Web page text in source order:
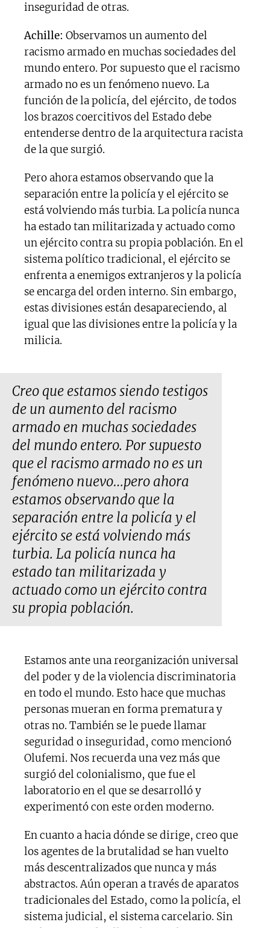
inseguridad de otras.
Achille: Observamos un aumento del
racismo armado en muchas sociedades del
mundo entero. Por supuesto que el racismo
armado no es un fenómeno nuevo. La
función de la policía, del ejército, de todos
los brazos coercitivos del Estado debe
entenderse dentro de la arquitectura racista
de la que surgió.
Pero ahora estamos observando que la
separación entre la policía y el ejército se
está volviendo más turbia. La policía nunca
ha estado tan militarizada y actuado como
un ejército contra su propia población. En el
sistema político tradicional, el ejército se
enfrenta a enemigos extranjeros y la policía
se encarga del orden interno. Sin embargo,
estas divisiones están desapareciendo, al
igual que las divisiones entre la policía y la
milicia.
Creo que estamos siendo testigos
de un aumento del racismo
armado en muchas sociedades
del mundo entero. Por supuesto
que el racismo armado no es un
fenómeno nuevo…pero ahora
estamos observando que la
separación entre la policía y el
ejército se está volviendo más
turbia. La policía nunca ha
estado tan militarizada y
actuado como un ejército contra
su propia población.
Estamos ante una reorganización universal
del poder y de la violencia discriminatoria
en todo el mundo. Esto hace que muchas
personas mueran en forma prematura y
otras no. También se le puede llamar
seguridad o inseguridad, como mencionó
Olufemi. Nos recuerda una vez más que
surgió del colonialismo, que fue el
laboratorio en el que se desarrolló y
experimentó con este orden moderno.
En cuanto a hacia dónde se dirige, creo que
los agentes de la brutalidad se han vuelto
más descentralizados que nunca y más
abstractos. Aún operan a través de aparatos
tradicionales del Estado, como la policía, el
sistema judicial, el sistema carcelario. Sin